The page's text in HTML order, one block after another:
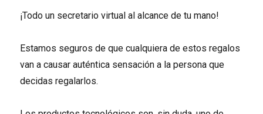
¡Todo un secretario virtual al alcance de tu mano!
Estamos seguros de que cualquiera de estos regalos
van a causar auténtica sensación a la persona que
decidas regalarlos.